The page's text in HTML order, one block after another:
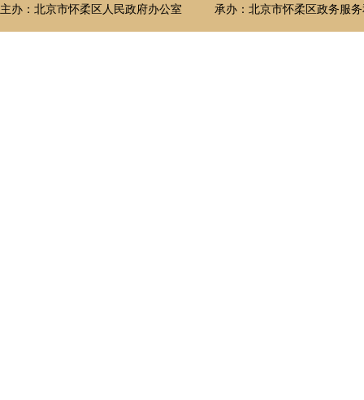
主办：北京市怀柔区人民政府办公室 承办：北京市怀柔区政务服